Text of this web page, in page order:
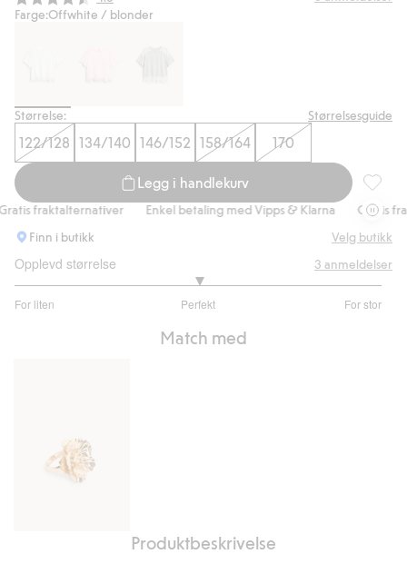
Farge:Offwhite / blonder
Størrelse: Størrelsesguide
122/128 134/140 146/152 158/164 170
Legg i handlekurv
T-
fraktalternativer Enkel betaling med Vipps & Klarna
Gratis
Finn i butikk
Velg butikk
Opplevd størrelse
For liten Perfekt For stor
av
3 anmeldelser
Match med
Produktbeskrivelse